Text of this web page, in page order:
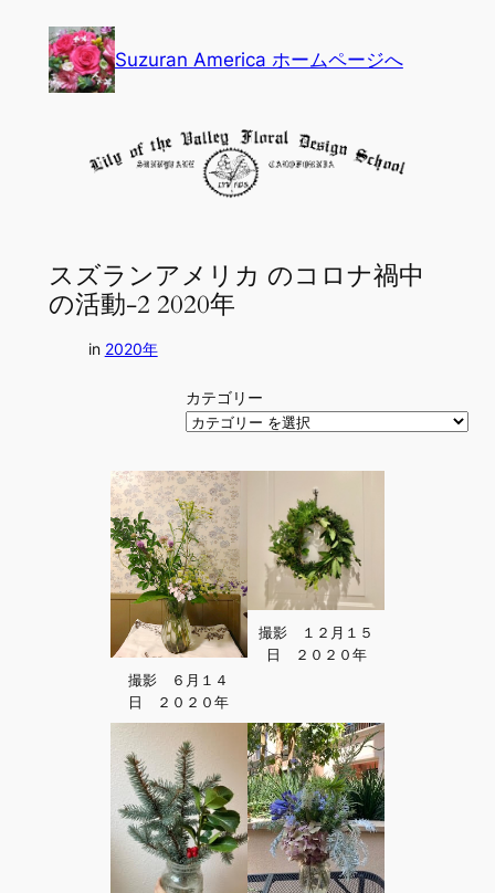
Suzuran America ホームページへ
スズランアメリカ のコロナ禍中
の活動-2 2020年
in 2020年
カテゴリー
撮影 ６月１４
日 ２０２０年
撮影 １２月１５
日 ２０２０年